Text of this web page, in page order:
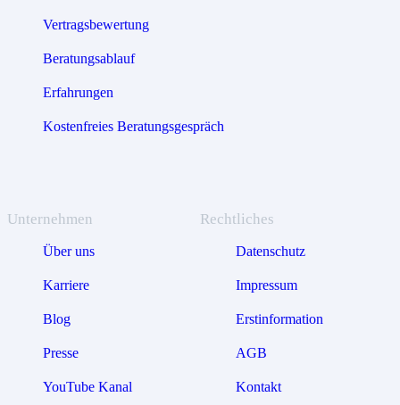
Vertragsbewertung
Beratungsablauf
Erfahrungen
Kostenfreies Beratungsgespräch
Unternehmen
Über uns
Karriere
Blog
Presse
YouTube Kanal
Rechtliches
Datenschutz
Impressum
Erstinformation
AGB
Kontakt